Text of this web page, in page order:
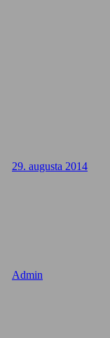
29. augusta 2014
Admin